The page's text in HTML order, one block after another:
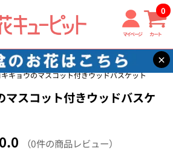
マイページ カート
0
×
フラワーギフト・お祝い
【ペット用フラワ
キョウのマスコット付きウッドバスケット
マスコット付きウッドバスケ
（0件の商品レビュー）